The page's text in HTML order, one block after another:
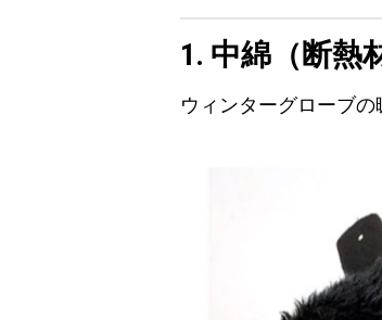
1. 中綿（断熱
ウィンターグローブ